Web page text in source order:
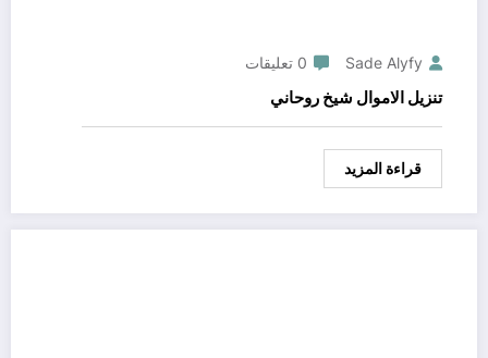
Sade Alyfy 0 تعليقات
تنزيل الاموال شيخ روحاني
قراءة المزيد